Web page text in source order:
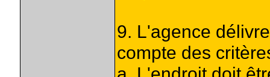
9. L'agence
compte des